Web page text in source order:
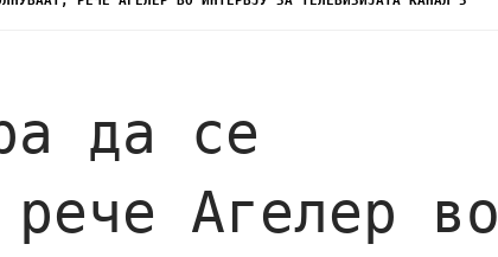
да се
Агелер во